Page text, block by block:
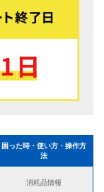
困った時・使い方・操作方
法
消耗品情報